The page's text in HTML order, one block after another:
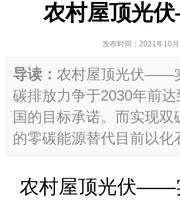
农村屋顶光
发布时间：2021年10
导读： 农村屋顶光伏——
碳排放力争于2030年前
国的目标承诺。而实现
的零碳能源替代目前以
农村屋顶光伏——